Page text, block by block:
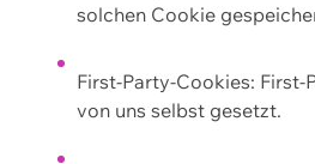
solchen Cookie
First-Party-Cookies:
von uns selbst gesetzt.